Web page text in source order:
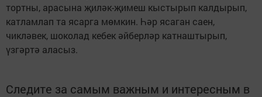
тортны, арасына җиләк-җимеш кыстырып калдырып,
катламлап та ясарга мөмкин. Һәр ясаган саен,
чикләвек, шоколад кебек әйберләр катнаштырып,
үзгәртә аласыз.
Следите за самым важным и интересным в